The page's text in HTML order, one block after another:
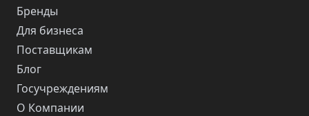
Бренды
Для бизнеса
Поставщикам
Блог
Госучреждениям
О Компании